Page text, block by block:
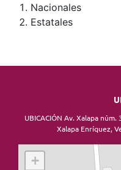
Nacionales
Estatales
UBICACIÓN Av. Xalapa
Xalapa Enríquez,
+